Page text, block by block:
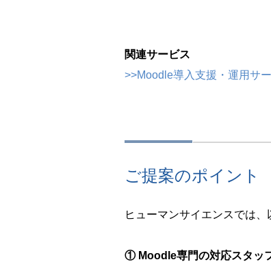
関連サービス
>>Moodle導入支援・運用サ
ご提案のポイント
ヒューマンサイエンスでは
① Moodle専門の対応スタッ